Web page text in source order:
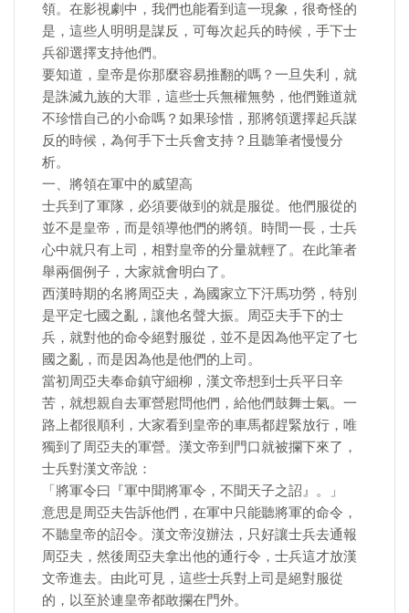
領。在影視劇中，我們也能看到這一現象，很奇怪的
是，這些人明明是謀反，可每次起兵的時候，手下士
兵卻選擇支持他們。
要知道，皇帝是你那麼容易推翻的嗎？一旦失利，就
是誅滅九族的大罪，這些士兵無權無勢，他們難道就
不珍惜自己的小命嗎？如果珍惜，那將領選擇起兵謀
反的時候，為何手下士兵會支持？且聽筆者慢慢分
析。
一、將領在軍中的威望高
士兵到了軍隊，必須要做到的就是服從。他們服從的
並不是皇帝，而是領導他們的將領。時間一長，士兵
心中就只有上司，相對皇帝的分量就輕了。在此筆者
舉兩個例子，大家就會明白了。
西漢時期的名將周亞夫，為國家立下汗馬功勞，特別
是平定七國之亂，讓他名聲大振。周亞夫手下的士
兵，就對他的命令絕對服從，並不是因為他平定了七
國之亂，而是因為他是他們的上司。
當初周亞夫奉命鎮守細柳，漢文帝想到士兵平日辛
苦，就想親自去軍營慰問他們，給他們鼓舞士氣。一
路上都很順利，大家看到皇帝的車馬都趕緊放行，唯
獨到了周亞夫的軍營。漢文帝到門口就被攔下來了，
士兵對漢文帝說：
「將軍令曰『軍中聞將軍令，不聞天子之詔』。」
意思是周亞夫告訴他們，在軍中只能聽將軍的命令，
不聽皇帝的詔令。漢文帝沒辦法，只好讓士兵去通報
周亞夫，然後周亞夫拿出他的通行令，士兵這才放漢
文帝進去。由此可見，這些士兵對上司是絕對服從
的，以至於連皇帝都敢攔在門外。